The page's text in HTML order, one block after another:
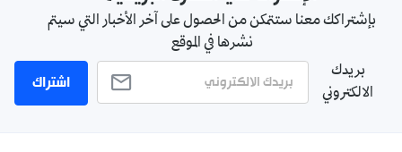
بإشتراكك معنا ستتمكن من الحصول على آخر الأخبار التي سيتم
نشرها في الموقع
بريدك
الالكتروني
اشتراك